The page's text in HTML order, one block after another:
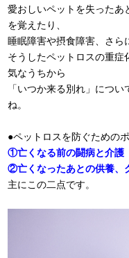
愛おしいペットを失ったあ
を覚えたり、
睡眠障害や摂食障害、さら
そうしたペットロスの重症
気なうちから
「いつか来る別れ」につ
ね。
●ペットロスを防ぐための
①亡くなる前の闘病と介護
②亡くなったあとの供養、
主にこの二点です。